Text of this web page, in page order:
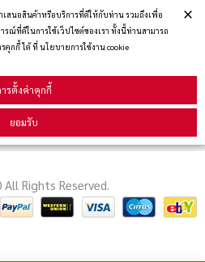
เสนอสินค้าหรือบริการที่ดีให้กับท่าน รวมถึงเพื่อ
ณ์ที่ดีในการใช้เว็ปไซต์ของเรา ทั้งนี้ท่านสามารถ
กกี้ ได้ ที่ นโยบายการใช้งาน cookie
รตั้งค่าคุกกี้
ยอมรับ
×
รับข่าวสาร
Rights Reserved.